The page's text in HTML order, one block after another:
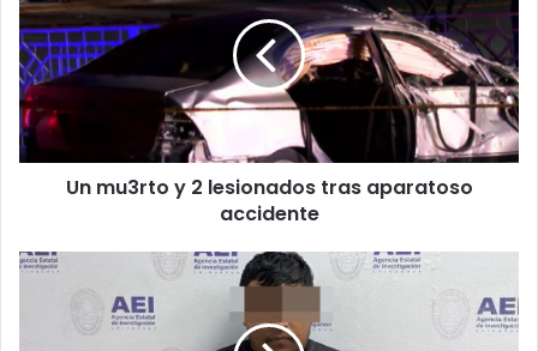
y
2
lesionados
tras
aparatoso
accidente
Un mu3rto y 2 lesionados tras aparatoso
accidente
Envían